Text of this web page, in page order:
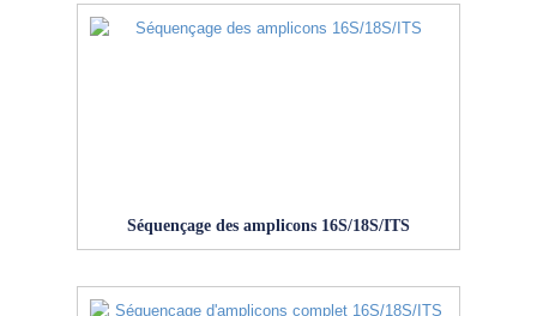
Séquençage des amplicons 16S/18S/ITS